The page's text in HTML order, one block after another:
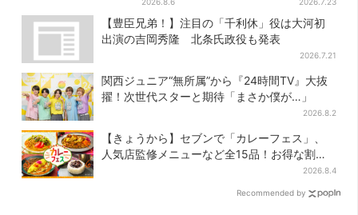
みじみ
ューアル
【豊臣兄弟！】注目の「千利休」役は大河初
出演の吉岡秀隆 北条氏政役も発表
2026.7.21
関西ジュニア“無所属”から『24時間TV』大抜
擢！次世代スターと期待「まさか僕が…」
2026.8.2
【きょうから】セブンで「カレーフェス」、
人気店監修メニューなど全15品！お得な割引
2026.8.4
Recommended by